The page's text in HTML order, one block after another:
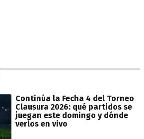
Continúa la Fecha 4 del Torneo
Clausura 2026: qué partidos se
juegan este domingo y dónde
verlos en vivo